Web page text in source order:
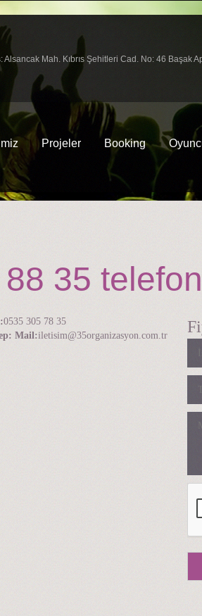
Mah. Kıbrıs Şehitleri Cad. No: 46 Başak
Projeler Booking
35
0535 305 78 35
Mail:iletisim@35organizasyon.com.tr